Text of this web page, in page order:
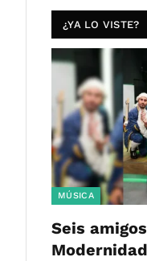
¿YA LO VISTE?
MÚSICA
Seis